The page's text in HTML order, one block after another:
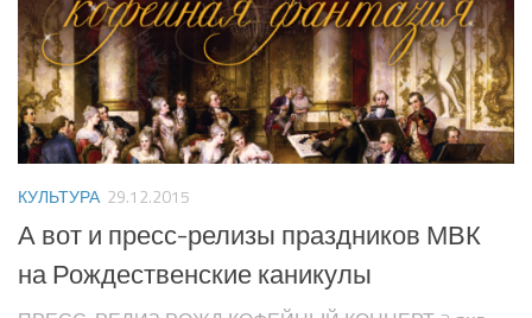
КУЛЬТУРА 29.12.2015
А вот и пресс-релизы праздников МВК
на Рождественские каникулы